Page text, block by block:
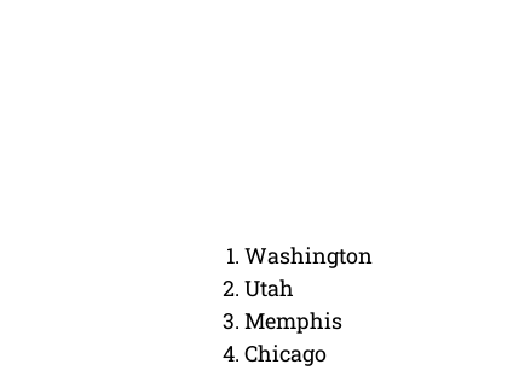
Washington
Utah
Memphis
Chicago